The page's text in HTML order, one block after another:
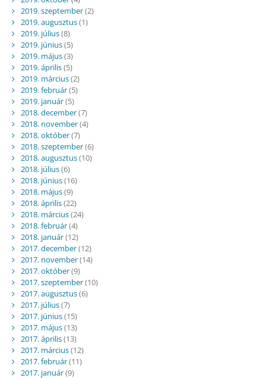
2019. szeptember(2)
2019. augusztus(1)
2019. július(8)
2019. június(5)
2019. május(3)
2019. április(5)
2019. március(2)
2019. február(5)
2019. január(5)
2018. december(7)
2018. november(4)
2018. október(7)
2018. szeptember(6)
2018. augusztus(10)
2018. július(6)
2018. június(16)
2018. május(9)
2018. április(22)
2018. március(24)
2018. február(4)
2018. január(12)
2017. december(12)
2017. november(14)
2017. október(9)
2017. szeptember(10)
2017. augusztus(6)
2017. július(7)
2017. június(15)
2017. május(13)
2017. április(13)
2017. március(12)
2017. február(11)
2017. január(9)